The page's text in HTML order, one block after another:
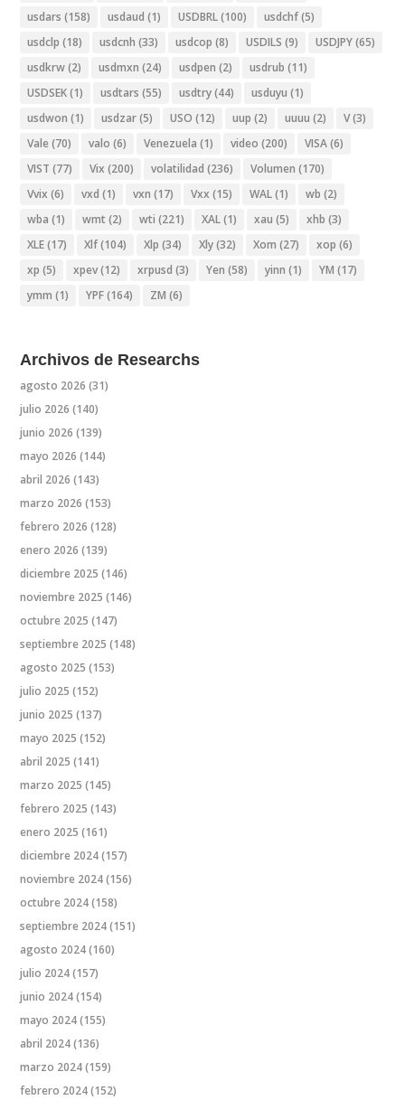
usdars (158) usdaud (1) USDBRL(100) usdchf(5)
usdclp (18) usdcnh (33) usdcop (8) USDILS (9) USDJPY(65)
usdkrw(2) usdmxn (24) usdpen (2) usdrub (11)
USDSEK(1) usdtars (55) usdtry(44) usduyu (1)
usdwon (1) usdzar(5) USO (12) uup (2) uuuu (2) V(3)
Vale (70) valo (6) Venezuela (1) video (200) VISA(6)
VIST (77) Vix (200) volatilidad (236) Volumen (170)
Vvix (6) vxd (1) vxn (17) Vxx (15) WAL(1) wb (2)
wba (1) wmt (2) wti (221) XAL(1) xau (5) xhb (3)
XLE(17) Xlf(104) Xlp (34) Xly(32) Xom (27) xop (6)
xp (5) xpev(12) xrpusd (3) Yen (58) yinn (1) YM (17)
ymm (1) YPF(164) ZM (6)
Archivos de Researchs
agosto 2026 (31)
julio 2026 (140)
junio 2026 (139)
mayo 2026 (144)
abril 2026 (143)
marzo 2026 (153)
febrero 2026 (128)
enero 2026 (139)
diciembre 2025 (146)
noviembre 2025 (146)
octubre 2025 (147)
septiembre 2025 (148)
agosto 2025 (153)
julio 2025 (152)
junio 2025 (137)
mayo 2025 (152)
abril 2025 (141)
marzo 2025 (145)
febrero 2025 (143)
enero 2025 (161)
diciembre 2024(157)
noviembre 2024(156)
octubre 2024(158)
septiembre 2024(151)
agosto 2024(160)
julio 2024(157)
junio 2024(154)
mayo 2024(155)
abril 2024(136)
marzo 2024(159)
febrero 2024(152)